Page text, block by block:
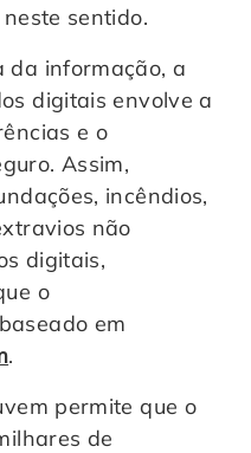
sentido.
da informação, a
digitais envolve a
e o
Assim,
incêndios,
não
digitais,
o
em
.
permite que o
de